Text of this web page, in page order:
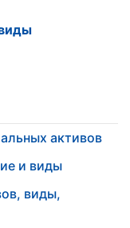
активов
и виды
виды,